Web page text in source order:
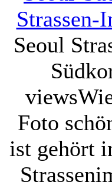
Seoul
views
Foto
ist gehört